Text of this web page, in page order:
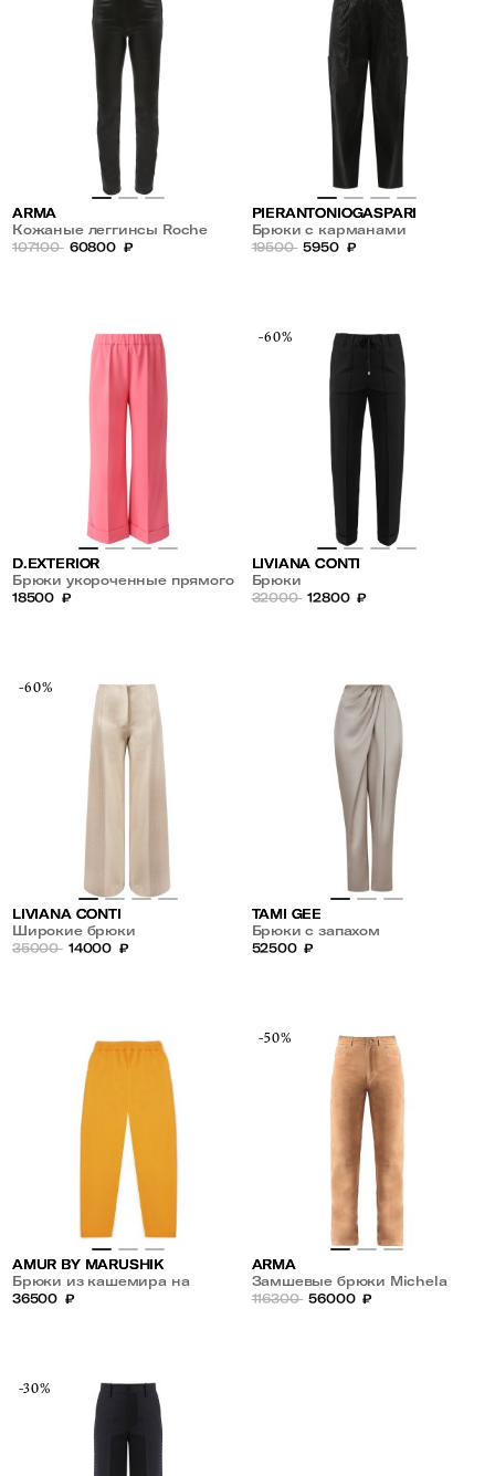
ARMA
Кожаные леггинсы Roche
107100 60800 ₽
PIERANTONIOGASPARI
Брюки с карманами
19500 5950 ₽
D.EXTERIOR
Брюки укороченные прямого
кроя
18500 ₽
-60%
LIVIANA CONTI
Брюки
32000 12800 ₽
-60%
LIVIANA CONTI
Широкие брюки
35000 14000 ₽
TAMI GEE
Брюки с запахом
52500 ₽
AMUR BY MARUSHIK
Брюки из кашемира на
кулиске
36500 ₽
-50%
ARMA
Замшевые брюки Michela
116300 56000 ₽
-30%